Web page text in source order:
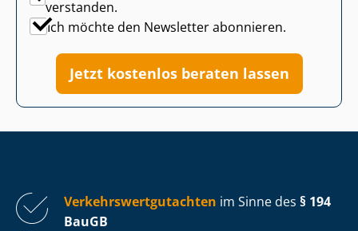
verstanden.
Ich möchte den Newsletter abonnieren.
Jetzt kostenlos beraten lassen
Ver­kehrs­wert­gut­ach­ten im Sinne des § 194
BauGB